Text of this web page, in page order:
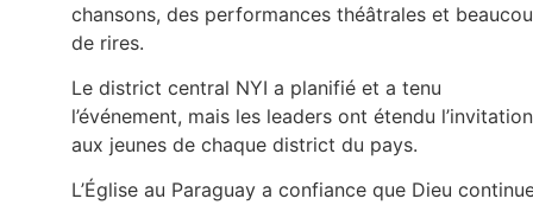
chansons, des performances théâtrales et
de rires.
Le district central NYI a planifié et a tenu
l’événement, mais les leaders ont étendu l’invitation
aux jeunes de chaque district du pays.
L’Église au Paraguay a confiance que Dieu